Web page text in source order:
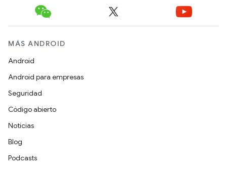
MÁS ANDROID
Android
Android para empresas
Seguridad
Código abierto
Noticias
Blog
Podcasts